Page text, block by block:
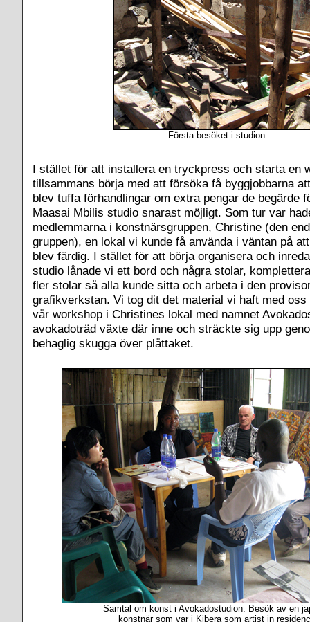
Första besöket i studion.
I stället för att installera en tryckpress och starta en
tillsammans börja med att försöka få byggjobbarna
blev tuffa förhandlingar om extra pengar de begärde
Maasai Mbilis studio snarast möjligt. Som tur var
medlemmarna i konstnärsgruppen, Christine (den
gruppen), en lokal vi kunde få använda i väntan på
blev färdig. I stället för att börja organisera och
studio lånade vi ett bord och några stolar,
fler stolar så alla kunde sitta och arbeta i den
grafikverkstan. Vi tog dit det material vi haft med oss
vår workshop i Christines lokal med namnet
avokadoträd växte där inne och sträckte sig upp
behaglig skugga över plåttaket.
Samtal om konst i Avokadostudion. Besök av en
konstnär som var i Kibera som artist in